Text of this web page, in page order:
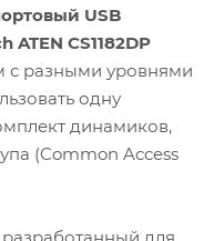
USB
CS1182DP
с разными уровнями
одну
динамиков,
(Common Access